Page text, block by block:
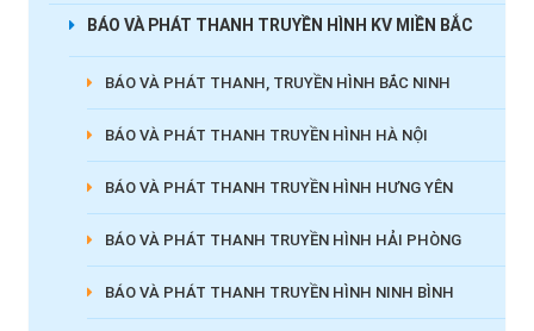
BÁO VÀ PHÁT THANH TRUYỀN HÌNH KV MIỀN BẮC
BÁO VÀ PHÁT THANH, TRUYỀN HÌNH BẮC NINH
BÁO VÀ PHÁT THANH TRUYỀN HÌNH HÀ NỘI
BÁO VÀ PHÁT THANH TRUYỀN HÌNH HƯNG YÊN
BÁO VÀ PHÁT THANH TRUYỀN HÌNH HẢI PHÒNG
BÁO VÀ PHÁT THANH TRUYỀN HÌNH NINH BÌNH